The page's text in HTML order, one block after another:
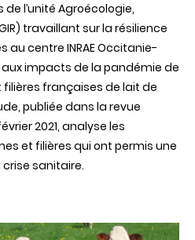
l’unité Agroécologie,
travaillant sur la résilience
centre INRAE Occitanie-
aux impacts de la pandémie de
filières françaises de lait de
publiée dans la revue
2021, analyse les
et filières qui ont permis une
sanitaire.